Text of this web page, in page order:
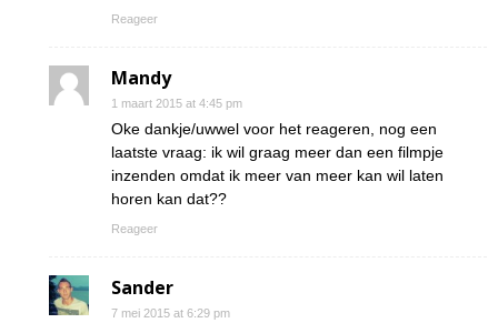
Reageer
Mandy
1 maart 2015 at 4:45 pm
Oke dankje/uwwel voor het reageren, nog een
laatste vraag: ik wil graag meer dan een filmpje
inzenden omdat ik meer van meer kan wil laten
horen kan dat??
Reageer
Sander
7 mei 2015 at 6:29 pm